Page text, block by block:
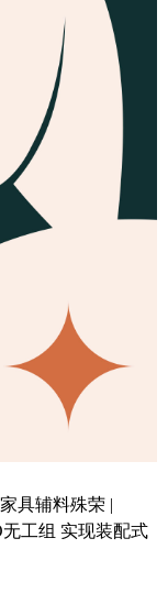
具辅料殊荣 |
工组 实现装配式